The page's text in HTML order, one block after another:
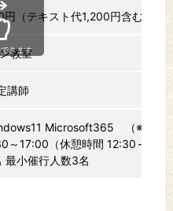
円（テキスト代1,200円含む）
教室
講師
Microsoft365 （※2025
～17:00（休憩時間 12:30～
最小催行人数3名
きます